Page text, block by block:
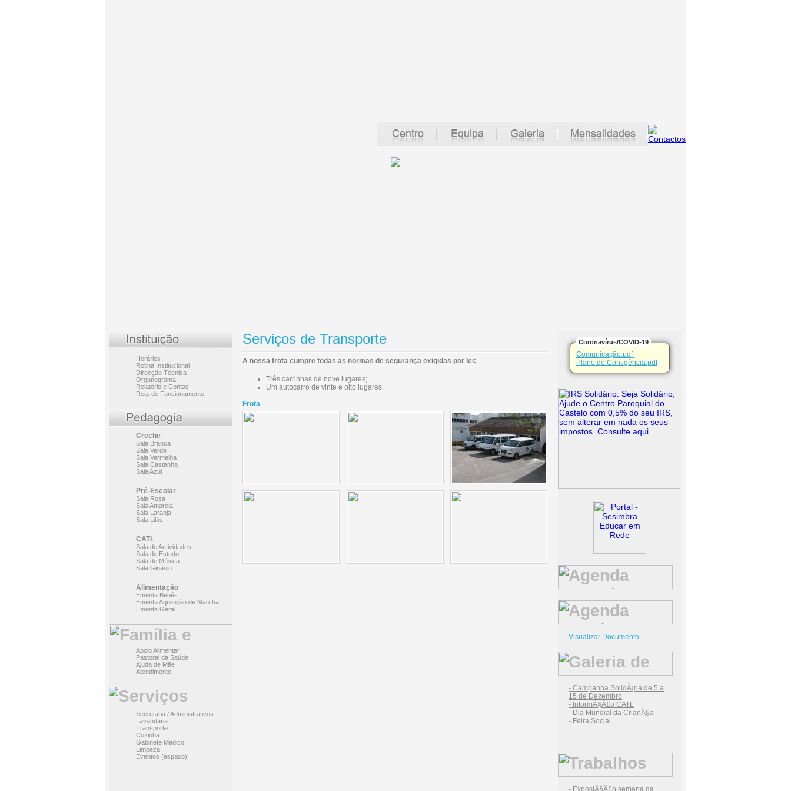
Horários
Rotina Institucional
Direcção Técnica
Organograma
Relatório e Contas
Reg. de Funcionamento
Creche
Sala Branca
Sala Verde
Sala Vermelha
Sala Castanha
Sala Azul
Pré-Escolar
Sala Rosa
Sala Amarela
Sala Laranja
Sala Lilás
CATL
Sala de Actividades
Sala de Estudo
Sala de Música
Sala Ginásio
Alimentação
Ementa Bebés
Ementa Aquisição de Marcha
Ementa Geral
Apoio Alimentar
Pastoral da Saúde
Ajuda de Mãe
Atendimento
Secretaria / Administrativos
Lavandaria
Transporte
Cozinha
Gabinete Médico
Limpeza
Eventos (espaço)
Serviços de Transporte
A nossa frota cumpre todas as normas de segurança exigidas por lei:
Três carrinhas de nove lugares;
Um autocarro de vinte e oito lugares.
Frota
Coronavírus/COVID-19
Comunicação.pdf
Plano de Contigência.pdf
Visualizar Documento
- Campanha SolidÃ¡ria de 5 a
15 de Dezembro
- InformÃ§Ã£o CATL
- Dia Mundial da CrianÃ§a
- Feira Social
- ExposiÃ§Ã£o semana da